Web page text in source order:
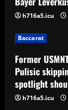
i
o
n
h716a5.icu
Baccarat
Former
Pulisic
spotlight
h716a5.icu